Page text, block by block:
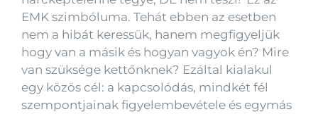
EMK szimbóluma. Tehát ebben az esetben
nem a hibát keressük, hanem megfigyeljük
hogy van a másik és hogyan vagyok én? Mire
van szüksége kettőnknek? Ezáltal kialakul
egy közös cél: a kapcsolódás, mindkét fél
szempontjainak figyelembevétele és egymás